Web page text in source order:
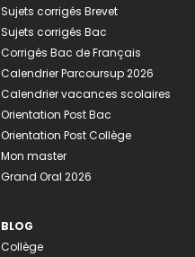
Sujets corrigés Brevet
Sujets corrigés Bac
Corrigés Bac de Français
Calendrier Parcoursup 2026
Calendrier vacances scolaires
Orientation Post Bac
Orientation Post Collège
Mon master
Grand Oral 2026
BLOG
Collège